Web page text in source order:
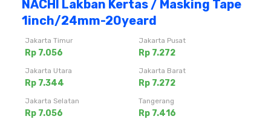
NACHI Lakban Kertas / Masking Tape
1inch/24mm-20yeard
Jakarta Timur
Rp 7.056
Jakarta Pusat
Rp 7.272
Jakarta Utara
Rp 7.344
Jakarta Barat
Rp 7.272
Jakarta Selatan
Rp 7.056
Tangerang
Rp 7.416